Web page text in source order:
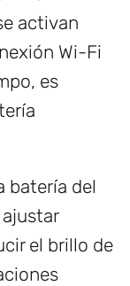
activan
Wi-Fi
es
batería del
el brillo de